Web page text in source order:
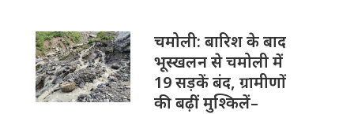
चमोली: बारिश के बाद
भूस्खलन से चमोली में
19 सड़कें बंद, ग्रामीणों
की बढ़ीं मुश्किलें–